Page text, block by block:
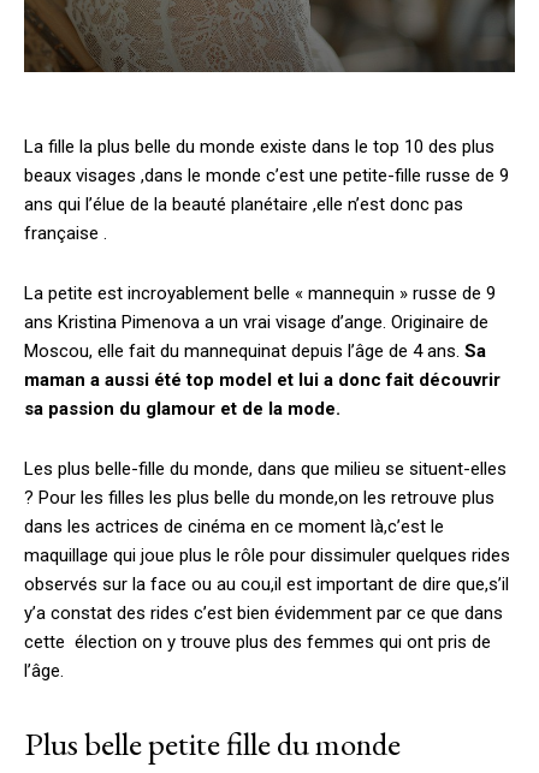
La fille la plus belle du monde existe dans le top 10 des plus
beaux visages ,dans le monde c’est une petite-fille russe de 9
ans qui l’élue de la beauté planétaire ,elle n’est donc pas
française .
La petite est incroyablement belle « mannequin » russe de 9
ans Kristina Pimenova a un vrai visage d’ange. Originaire de
Moscou, elle fait du mannequinat depuis l’âge de 4 ans. Sa
maman a aussi été top model et lui a donc fait découvrir
sa passion du glamour et de la mode.
Les plus belle-fille du monde, dans que milieu se situent-elles
? Pour les filles les plus belle du monde,on les retrouve plus
dans les actrices de cinéma en ce moment là,c’est le
maquillage qui joue plus le rôle pour dissimuler quelques rides
observés sur la face ou au cou,il est important de dire que,s’il
y’a constat des rides c’est bien évidemment par ce que dans
cette élection on y trouve plus des femmes qui ont pris de
l’âge.
Plus belle petite fille du monde